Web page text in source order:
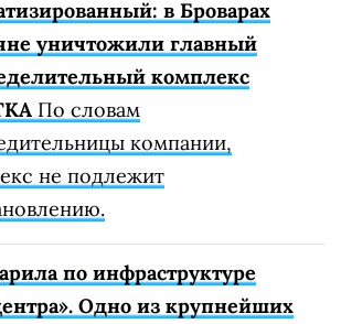
в Броварах
уничтожили главный
комплекс
По словам
компании,
не подлежит
по инфраструктуре
Одно из крупнейших